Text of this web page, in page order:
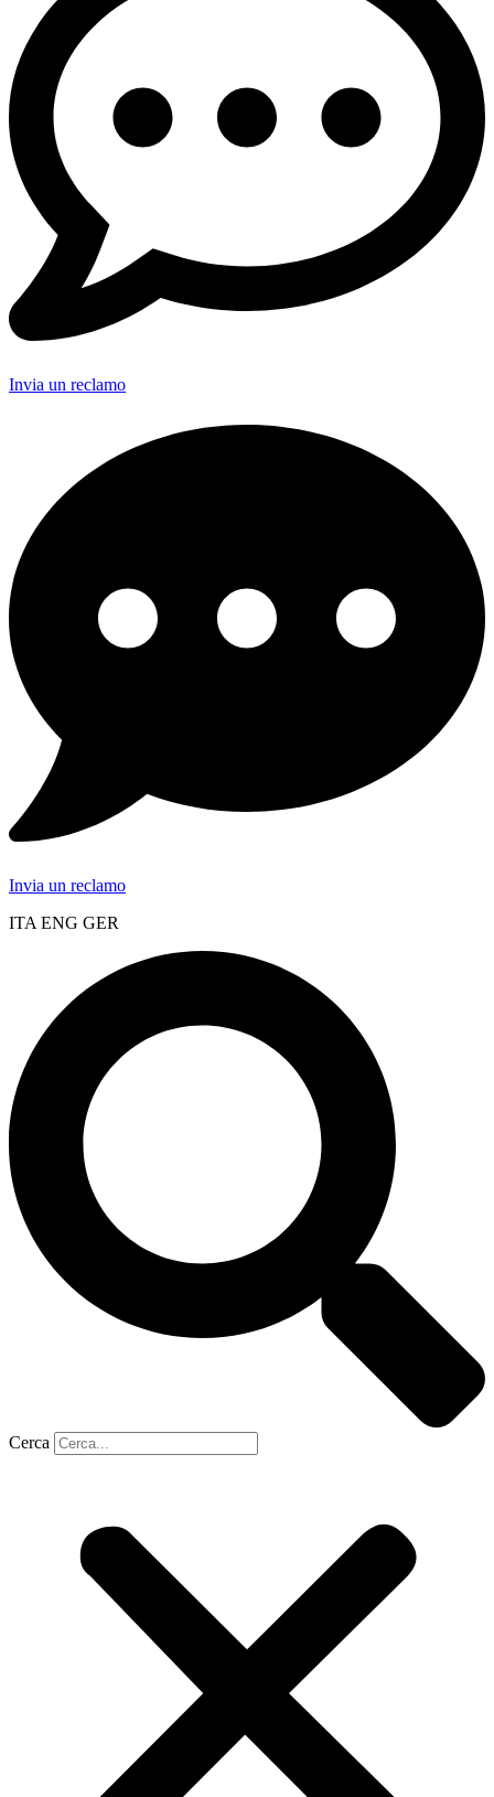
Invia un reclamo
Invia un reclamo
ITA ENG GER
Cerca